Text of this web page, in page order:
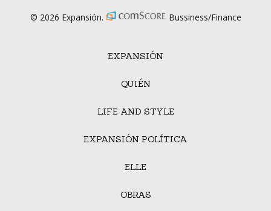
EXPANSIÓN
QUIÉN
LIFE AND STYLE
EXPANSIÓN POLÍTICA
ELLE
OBRAS
© 2026 Expansión. Bussiness/Finance